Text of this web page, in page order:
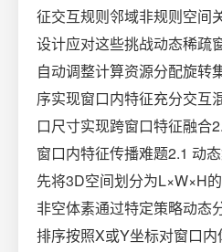
征交互规则邻域非规则空间
设计应对这些挑战动态稀疏
自动调整计算资源分配旋转
序实现窗口内特征充分交互
口尺寸实现跨窗口特征融合
窗口内特征传播难题2.1 动
先将3D空间划分为L×W×H
非空体素通过特定策略动态
排序按照X或Y坐标对窗口